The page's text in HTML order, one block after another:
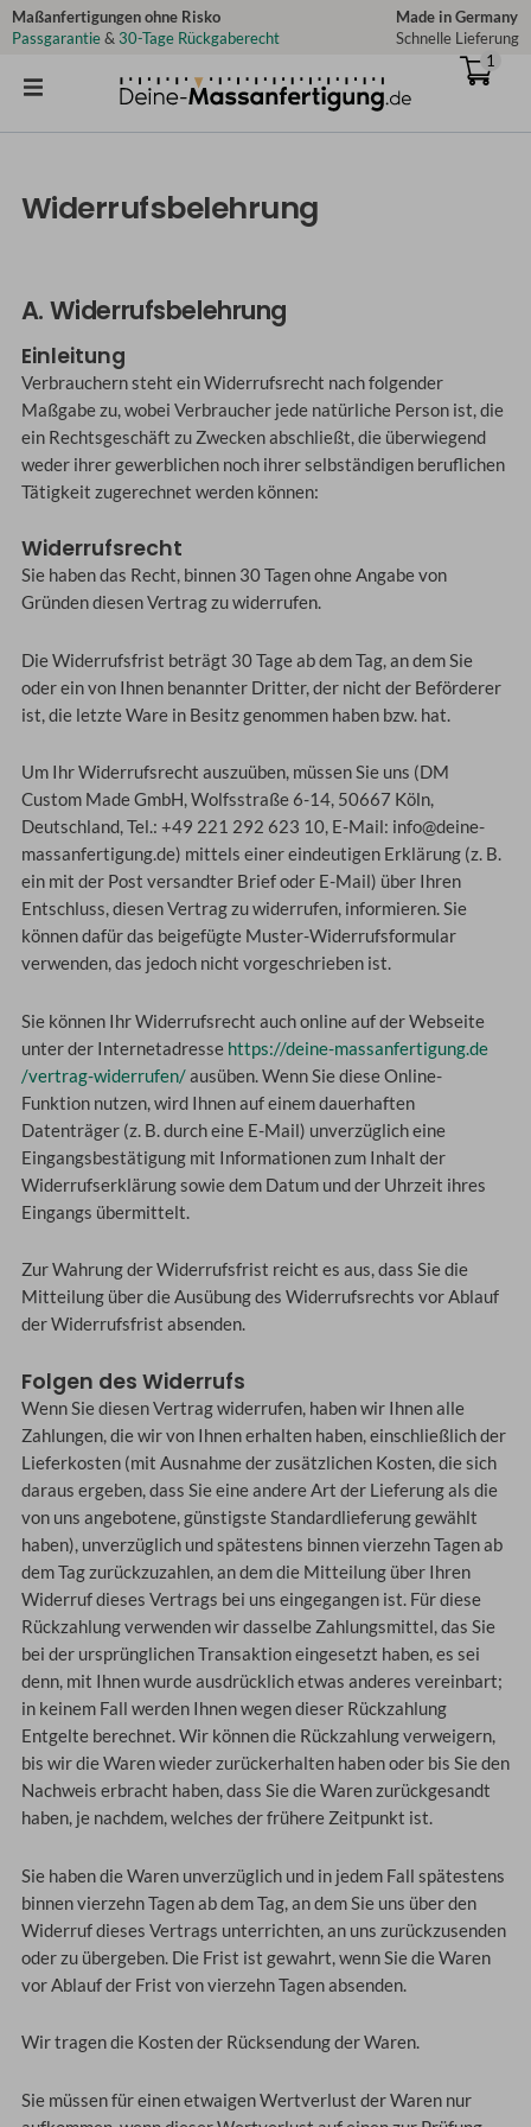
Zum
Inhalt
Maßanfertigungen ohne Risko
Passgarantie& 30-Tage Rückgaberecht
Made in Germany
Schnelle Lieferung
1
Widerrufsbelehrung
A. Widerrufsbelehrung
Einleitung
Verbrauchern steht ein Widerrufsrecht nach folgender
Maßgabe zu, wobei Verbraucher jede natürliche Person ist, die
ein Rechtsgeschäft zu Zwecken abschließt, die überwiegend
weder ihrer gewerblichen noch ihrer selbständigen beruflichen
Tätigkeit zugerechnet werden können:
Widerrufsrecht
Sie haben das Recht, binnen 30 Tagen ohne Angabe von
Gründen diesen Vertrag zu widerrufen.
Die Widerrufsfrist beträgt 30 Tage ab dem Tag, an dem Sie
oder ein von Ihnen benannter Dritter, der nicht der Beförderer
ist, die letzte Ware in Besitz genommen haben bzw. hat.
Um Ihr Widerrufsrecht auszuüben, müssen Sie uns (DM
Custom Made GmbH, Wolfsstraße 6-14, 50667 Köln,
Deutschland, Tel.: +49 221 292 623 10, E-Mail: info@deine-
massanfertigung.de) mittels einer eindeutigen Erklärung (z. B.
ein mit der Post versandter Brief oder E-Mail) über Ihren
Entschluss, diesen Vertrag zu widerrufen, informieren. Sie
können dafür das beigefügte Muster-Widerrufsformular
verwenden, das jedoch nicht vorgeschrieben ist.
Sie können Ihr Widerrufsrecht auch online auf der Webseite
unter der Internetadresse https://deine-massanfertigung.de
/vertrag-widerrufen/ausüben. Wenn Sie diese Online-
Funktion nutzen, wird Ihnen auf einem dauerhaften
Datenträger (z. B. durch eine E-Mail) unverzüglich eine
Eingangsbestätigung mit Informationen zum Inhalt der
Widerrufserklärung sowie dem Datum und der Uhrzeit ihres
Eingangs übermittelt.
Zur Wahrung der Widerrufsfrist reicht es aus, dass Sie die
Mitteilung über die Ausübung des Widerrufsrechts vor Ablauf
der Widerrufsfrist absenden.
Folgen des Widerrufs
Wenn Sie diesen Vertrag widerrufen, haben wir Ihnen alle
Zahlungen, die wir von Ihnen erhalten haben, einschließlich der
Lieferkosten (mit Ausnahme der zusätzlichen Kosten, die sich
daraus ergeben, dass Sie eine andere Art der Lieferung als die
von uns angebotene, günstigste Standardlieferung gewählt
haben), unverzüglich und spätestens binnen vierzehn Tagen ab
dem Tag zurückzuzahlen, an dem die Mitteilung über Ihren
Widerruf dieses Vertrags bei uns eingegangen ist. Für diese
Rückzahlung verwenden wir dasselbe Zahlungsmittel, das Sie
bei der ursprünglichen Transaktion eingesetzt haben, es sei
denn, mit Ihnen wurde ausdrücklich etwas anderes vereinbart;
in keinem Fall werden Ihnen wegen dieser Rückzahlung
Entgelte berechnet. Wir können die Rückzahlung verweigern,
bis wir die Waren wieder zurückerhalten haben oder bis Sie den
Nachweis erbracht haben, dass Sie die Waren zurückgesandt
haben, je nachdem, welches der frühere Zeitpunkt ist.
Sie haben die Waren unverzüglich und in jedem Fall spätestens
binnen vierzehn Tagen ab dem Tag, an dem Sie uns über den
Widerruf dieses Vertrags unterrichten, an uns zurückzusenden
oder zu übergeben. Die Frist ist gewahrt, wenn Sie die Waren
vor Ablauf der Frist von vierzehn Tagen absenden.
Wir tragen die Kosten der Rücksendung der Waren.
Sie müssen für einen etwaigen Wertverlust der Waren nur